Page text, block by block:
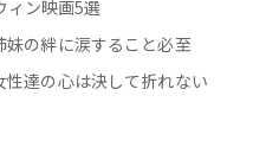
ィン映画5選
妹の絆に涙すること必至
性達の心は決して折れない